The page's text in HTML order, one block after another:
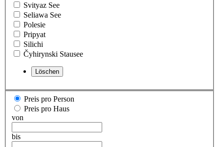
Svityaz See
Seliawa See
Polesie
Pripyat
Silichi
Čyhirynski Stausee
Preis pro Person
Preis pro Haus
von
bis